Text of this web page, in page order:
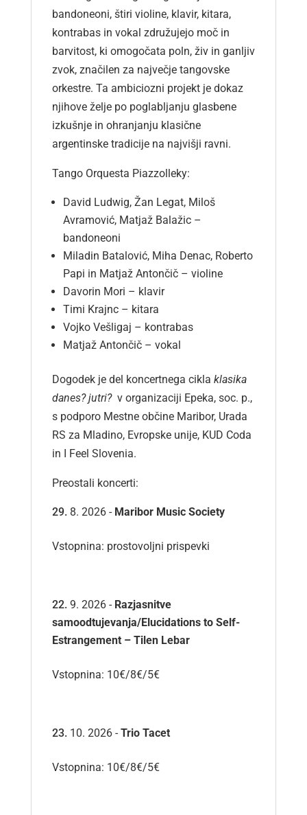
bandoneoni, štiri violine, klavir, kitara,
kontrabas in vokal združujejo moč in
barvitost, ki omogočata poln, živ in ganljiv
zvok, značilen za največje tangovske
orkestre. Ta ambiciozni projekt je dokaz
njihove želje po poglabljanju glasbene
izkušnje in ohranjanju klasične
argentinske tradicije na najvišji ravni.
Tango Orquesta Piazzolleky:
David Ludwig, Žan Legat, Miloš
Avramović, Matjaž Balažic –
bandoneoni
Miladin Batalović, Miha Denac, Roberto
Papi in Matjaž Antončič – violine
Davorin Mori – klavir
Timi Krajnc – kitara
Vojko Vešligaj – kontrabas
Matjaž Antončič – vokal
Dogodek je del koncertnega cikla klasika
danes? jutri? v organizaciji Epeka, soc. p.,
s podporo Mestne občine Maribor, Urada
RS za Mladino, Evropske unije, KUD Coda
in I Feel Slovenia.
Preostali koncerti:
8. 2026 - Maribor Music Society
Vstopnina: prostovoljni prispevki
9. 2026 - Razjasnitve
samoodtujevanja/Elucidations to Self-
Estrangement – Tilen Lebar
Vstopnina: 10€/8€/5€
10. 2026 - Trio Tacet
Vstopnina: 10€/8€/5€